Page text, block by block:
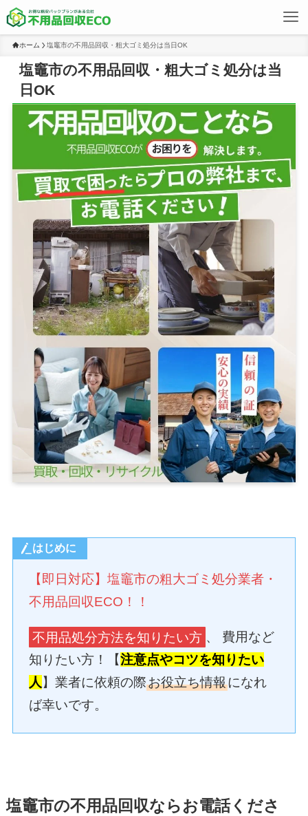
ホーム 塩竈市の不用品回収・粗大ゴミ処分は当日OK
塩竈市の不用品回収・粗大ゴミ処分は当
日OK
はじめに
【即日対応】塩竈市の粗大ゴミ処分業者・
不用品回収ECO！！
不用品処分方法を知りたい方 、 費用など
知りたい方！【注意点やコツを知りたい
人】業者に依頼の際お役立ち情報になれ
ば幸いです。
塩竈市の不用品回収ならお電話くださ